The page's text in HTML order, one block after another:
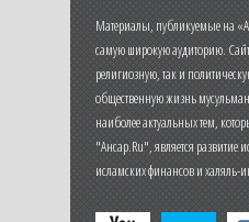
Материалы, публикуемые на
самую широкую аудиторию.
религиозную, так и
общественную жизнь
наиболее актуальных тем,
"Ансар.Ru", является развитие
исламских финансов и халяль-